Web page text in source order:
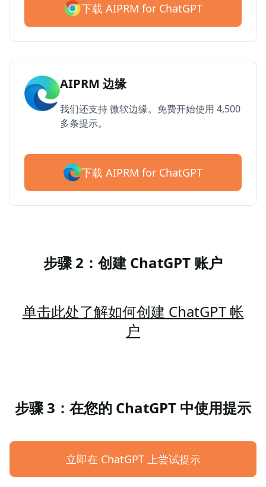
下载 AIPRM for ChatGPT
AIPRM 边缘
我们还支持 微软边缘。免费开始使用 4,500
多条提示。
下载 AIPRM for ChatGPT
步骤 2：创建 ChatGPT 账户
单击此处了解如何创建 ChatGPT 帐
户
步骤 3：在您的 ChatGPT 中使用提示
立即在 ChatGPT 上尝试提示